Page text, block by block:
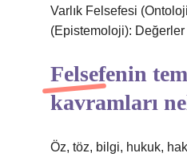
Varlık Felsefesi
(Epistemoloji):
Felsefenin
kavramları
Öz, töz, bilgi, hukuk,